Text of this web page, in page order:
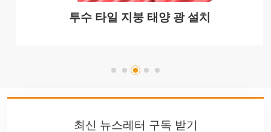
투수 타일 지붕 태양 광 설치
최신 뉴스레터 구독 받기